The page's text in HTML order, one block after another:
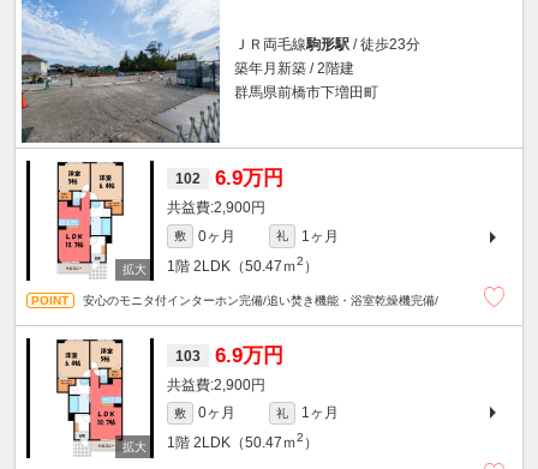
ＪＲ両毛線駒形駅 / 徒歩23分
築年月新築 / 2階建
群馬県前橋市下増田町
102 6.9万円
2,900円
敷 0ヶ月 礼
1ヶ月
1階 2LDK（50.47ｍ2 ）
安心のモニタ付インターホン完備/追い焚き機能・浴室乾燥機完備/
103 6.9万円
2,900円
敷 0ヶ月 礼
1ヶ月
1階 2LDK（50.47ｍ2 ）